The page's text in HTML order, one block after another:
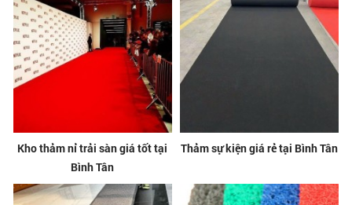
Kho thảm nỉ trải sàn giá tốt tại
Bình Tân
Thảm sự kiện giá rẻ tại Bình Tân